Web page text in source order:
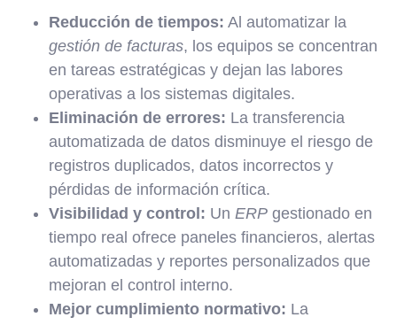
Reducción de tiempos: Al automatizar la
gestión de facturas, los equipos se concentran
en tareas estratégicas y dejan las labores
operativas a los sistemas digitales.
Eliminación de errores: La transferencia
automatizada de datos disminuye el riesgo de
registros duplicados, datos incorrectos y
pérdidas de información crítica.
Visibilidad y control: Un ERP gestionado en
tiempo real ofrece paneles financieros, alertas
automatizadas y reportes personalizados que
mejoran el control interno.
Mejor cumplimiento normativo: La